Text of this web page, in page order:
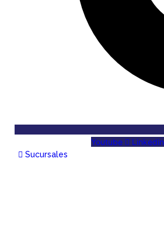
Youtube Linkedin
Sucursales